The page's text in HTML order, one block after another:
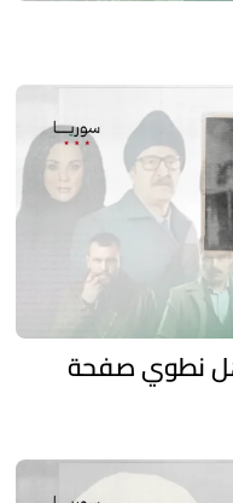
السورية بعد 2025: هل نطوي صفحة